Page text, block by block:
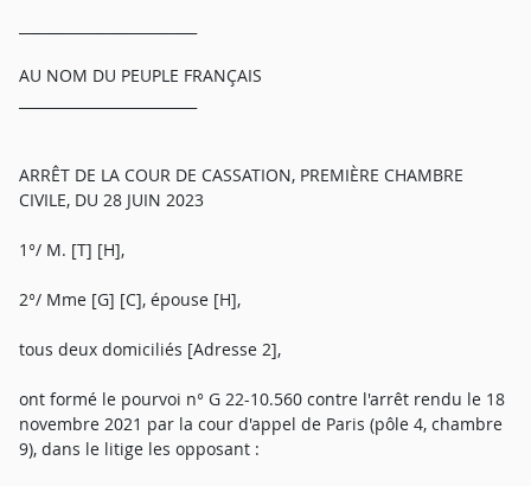
AU NOM DU PEUPLE FRANÇAIS
ARRÊT DE LA COUR DE CASSATION, PREMIÈRE CHAMBRE
CIVILE, DU 28 JUIN 2023
1°/ M. [T] [H],
2°/ Mme [G] [C], épouse [H],
tous deux domiciliés [Adresse 2],
ont formé le pourvoi n° G 22-10.560 contre l'arrêt rendu le 18
novembre 2021 par la cour d'appel de Paris (pôle 4, chambre
9), dans le litige les opposant :